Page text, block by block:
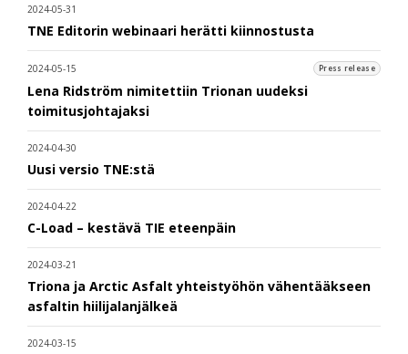
2024-05-31
TNE Editorin webinaari herätti kiinnostusta
2024-05-15 Press release
Lena Ridström nimitettiin Trionan uudeksi
toimitusjohtajaksi
2024-04-30
Uusi versio TNE:stä
2024-04-22
C-Load – kestävä TIE eteenpäin
2024-03-21
Triona ja Arctic Asfalt yhteistyöhön vähentääkseen
asfaltin hiilijalanjälkeä
2024-03-15